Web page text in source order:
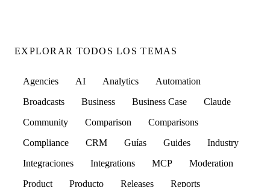
EXPLORAR TODOS LOS TEMAS
Agencies AI Analytics
Automation
Broadcasts
Business Business Case
Claude
Community
Comparison
Comparisons
Compliance
CRM Guías Guides
Industry
Integraciones
Integrations MCP
Moderation
Product
Producto Releases
Reports